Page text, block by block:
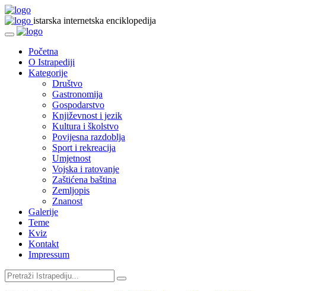
istarska internetska enciklopedija
Početna
O Istrapediji
Kategorije
Društvo
Gastronomija
Gospodarstvo
Književnost i jezik
Kultura i školstvo
Povijesna razdoblja
Sport i rekreacija
Umjetnost
Vojska i ratovanje
Zaštićena baština
Zemljopis
Znanost
Galerije
Teme
Kviz
Kontakt
Impressum